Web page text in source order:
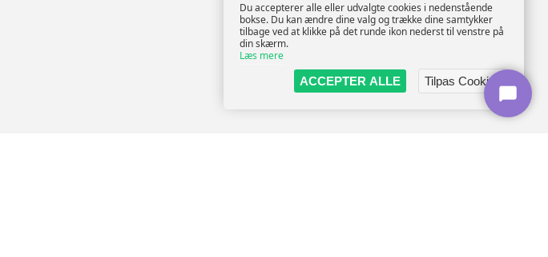
Du accepterer alle eller udvalgte cookies i nedenstående
bokse. Du kan ændre dine valg og trække dine samtykker
tilbage ved at klikke på det runde ikon nederst til venstre på
din skærm.
Læs mere
ACCEPTER ALLE
Tilpas Cookies